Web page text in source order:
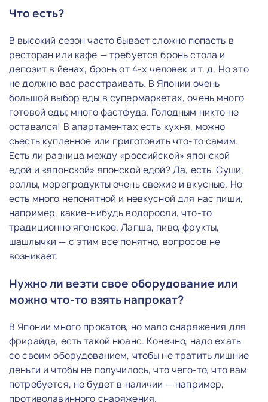
Что есть?
В высокий сезон часто бывает сложно попасть в
ресторан или кафе — требуется бронь стола и
депозит в йенах, бронь от 4-х человек и т. д. Но это
не должно вас расстраивать. В Японии очень
большой выбор еды в супермаркетах, очень много
готовой еды; много фастфуда. Голодным никто не
оставался! В апартаментах есть кухня, можно
съесть купленное или приготовить что-то самим.
Есть ли разница между «российской» японской
едой и «японской» японской едой? Да, есть. Суши,
роллы, морепродукты очень свежие и вкусные. Но
есть много непонятной и невкусной для нас пищи,
например, какие-нибудь водоросли, что-то
традиционно японское. Лапша, пиво, фрукты,
шашлычки — с этим все понятно, вопросов не
возникает.
Нужно ли везти свое оборудование или
можно что-то взять напрокат?
В Японии много прокатов, но мало снаряжения для
фрирайда, есть такой нюанс. Конечно, надо ехать
со своим оборудованием, чтобы не тратить лишние
деньги и чтобы не получилось, что чего-то, что вам
потребуется, не будет в наличии — например,
противолавинного снаряжения.